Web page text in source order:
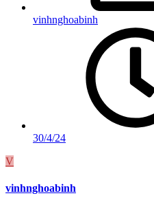
vinhnghoabinh
30/4/24
V
vinhnghoabinh